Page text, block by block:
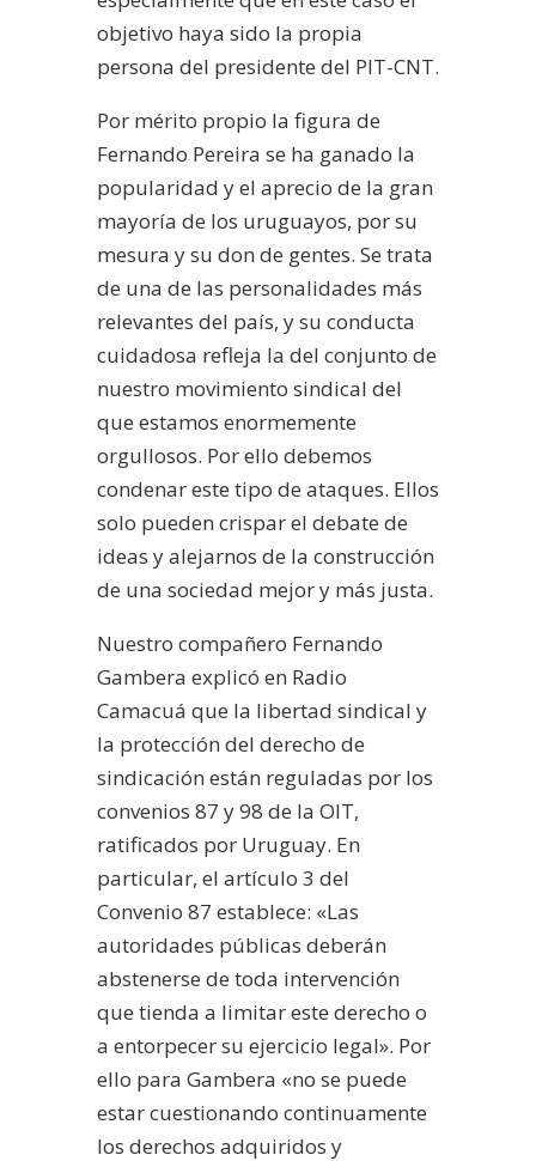
objetivo haya sido la propia
persona del presidente del PIT-CNT.
Por mérito propio la figura de
Fernando Pereira se ha ganado la
popularidad y el aprecio de la gran
mayoría de los uruguayos, por su
mesura y su don de gentes. Se trata
de una de las personalidades más
relevantes del país, y su conducta
cuidadosa refleja la del conjunto de
nuestro movimiento sindical del
que estamos enormemente
orgullosos. Por ello debemos
condenar este tipo de ataques. Ellos
solo pueden crispar el debate de
ideas y alejarnos de la construcción
de una sociedad mejor y más justa.
Nuestro compañero Fernando
Gambera explicó en Radio
Camacuá que la libertad sindical y
la protección del derecho de
sindicación están reguladas por los
convenios 87 y 98 de la OIT,
ratificados por Uruguay. En
particular, el artículo 3 del
Convenio 87 establece: «Las
autoridades públicas deberán
abstenerse de toda intervención
que tienda a limitar este derecho o
a entorpecer su ejercicio legal». Por
ello para Gambera «no se puede
estar cuestionando continuamente
los derechos adquiridos y